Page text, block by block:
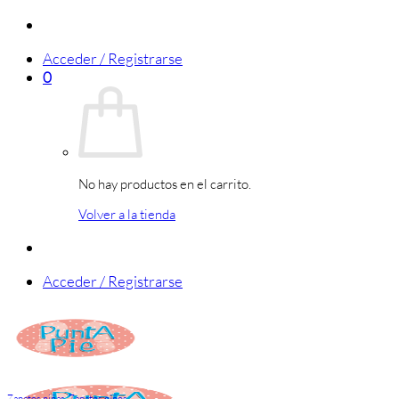
Saltar
contenidoAcceder / Registrarse
0
No hay productos en el carrito.
Volver a la tienda
Acceder / Registrarse